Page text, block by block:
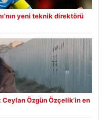
yeni teknik direktörü
Özgün Özçelik’in en